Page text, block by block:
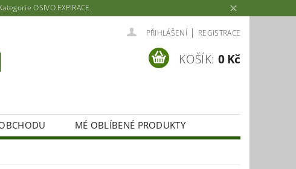
OSIVO EXPIRACE.
PŘIHLÁŠENÍ | REGISTRACE
KOŠÍK: 0 Kč
MÉ OBLÍBENÉ PRODUKTY